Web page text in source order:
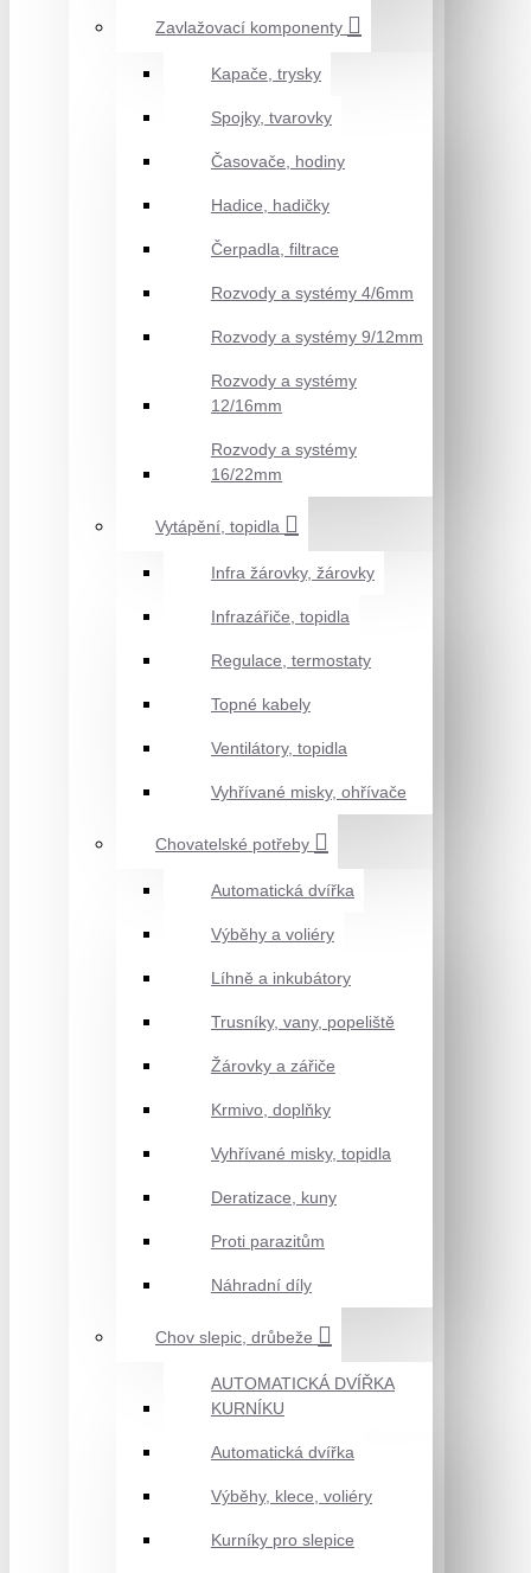
Zavlažovací komponenty
Kapače, trysky
Spojky, tvarovky
Časovače, hodiny
Hadice, hadičky
Čerpadla, filtrace
Rozvody a systémy 4/6mm
Rozvody a systémy 9/12mm
Rozvody a systémy
12/16mm
Rozvody a systémy
16/22mm
Vytápění, topidla
Infra žárovky, žárovky
Infrazářiče, topidla
Regulace, termostaty
Topné kabely
Ventilátory, topidla
Vyhřívané misky, ohřívače
Chovatelské potřeby
Automatická dvířka
Výběhy a voliéry
Líhně a inkubátory
Trusníky, vany, popeliště
Žárovky a zářiče
Krmivo, doplňky
Vyhřívané misky, topidla
Deratizace, kuny
Proti parazitům
Náhradní díly
Chov slepic, drůbeže
AUTOMATICKÁ DVÍŘKA
KURNÍKU
Automatická dvířka
Výběhy, klece, voliéry
Kurníky pro slepice